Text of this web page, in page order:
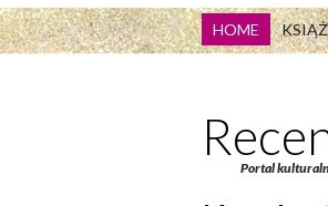
HOME
Portal